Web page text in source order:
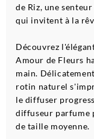
de Riz, une
qui invitent à la
Découvrez
Amour de Fleurs
main.
rotin naturel
le diffuser
diffuseur parfume
de taille moyenne.